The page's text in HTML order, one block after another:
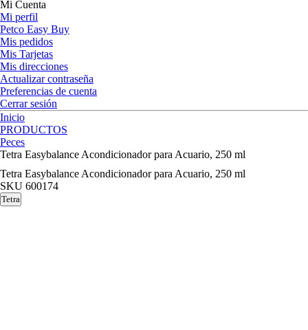
Mi Cuenta
Mi perfil
Petco Easy Buy
Mis pedidos
Mis Tarjetas
Mis direcciones
Actualizar contraseña
Preferencias de cuenta
Cerrar sesión
Inicio
PRODUCTOS
Peces
Tetra Easybalance Acondicionador para Acuario, 250 ml
Tetra Easybalance Acondicionador para Acuario, 250 ml
SKU 600174
Tetra